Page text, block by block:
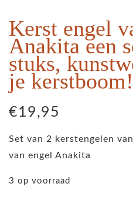
Kerst engel
Anakita een
stuks,
je kerstboom!
€19,95
Set van 2 kerstengelen
van engel Anakita
3 op voorraad